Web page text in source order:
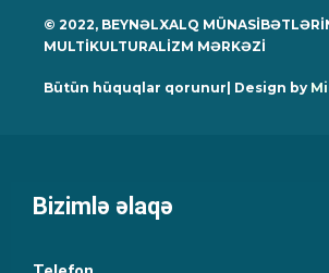
© 2022, BEYNƏLXALQ
MULTİKULTURALİZM MƏRKƏZİ
Bütün hüquqlar qorunur| Design by
Bizimlə əlaqə